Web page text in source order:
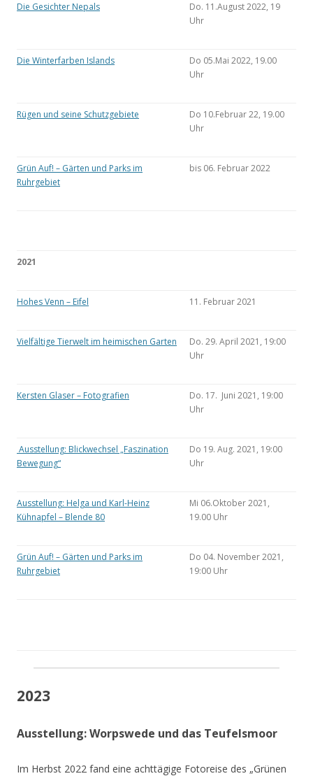
Die Gesichter Nepals
Do. 11.August 2022, 19
Uhr
Die Winterfarben Islands
Do 05.Mai 2022, 19.00
Uhr
Rügen und seine Schutzgebiete
Do 10.Februar 22, 19.00
Uhr
Grün Auf! – Gärten und Parks im
Ruhrgebiet
bis 06. Februar 2022
2021
Hohes Venn – Eifel 11. Februar 2021
Vielfältige Tierwelt im heimischen Garten
Do. 29. April 2021, 19:00
Uhr
Kersten Glaser – Fotografien
Do. 17. Juni 2021, 19:00
Uhr
Ausstellung: Blickwechsel „Faszination
Bewegung“
Do 19. Aug. 2021, 19:00
Uhr
Ausstellung: Helga und Karl-Heinz
Kühnapfel – Blende 80
Mi 06.Oktober 2021,
19.00 Uhr
Grün Auf! – Gärten und Parks im
Ruhrgebiet
Do 04. November 2021,
19:00 Uhr
2023
Ausstellung: Worpswede und das Teufelsmoor
Im Herbst 2022 fand eine achttägige Fotoreise des „Grünen